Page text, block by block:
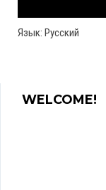
Язык: Русский
WELCOME!